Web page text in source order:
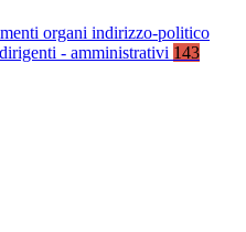
organi indirizzo-politico
- amministrativi 143